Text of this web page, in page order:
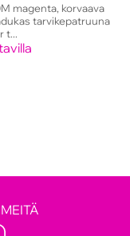
magenta, korvaava
tarvikepatruuna
t...